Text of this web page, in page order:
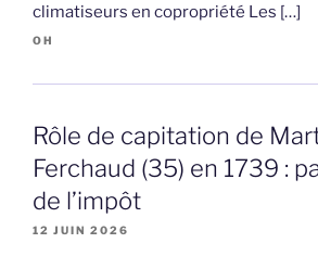
climatiseurs en copropriété Les […]
OH
Rôle de capitation de
Ferchaud (35) en 1739 :
de l’impôt
12 JUIN 2026